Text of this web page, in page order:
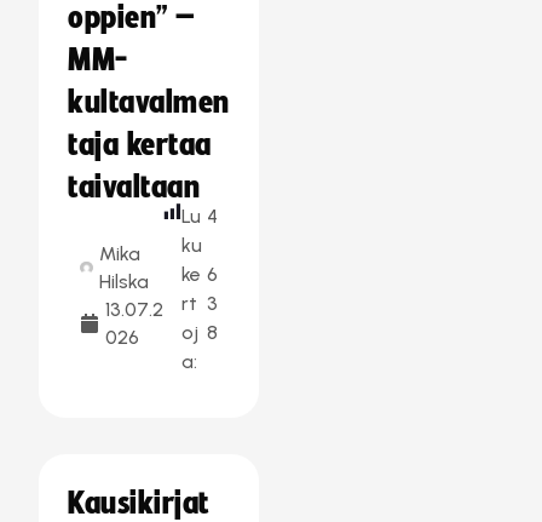
oppien” –
MM-
kultavalmen
taja kertaa
taivaltaan
Mika
Hilska
13.07.2
026
Lu
ku
ke
rt
oj
a:
4
6
3
8
Kausikirjat